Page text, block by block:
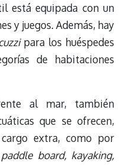
está equipada con un
y juegos. Además, hay
para los huéspedes
de habitaciones
al mar, también
que se ofrecen,
extra, como por
board, kayaking,